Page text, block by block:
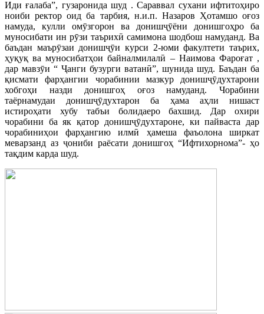
Иди ғалаба”, гузаронида шуд . Сараввал сухани ифтитоҳиро
ноиби ректор оид ба тарбия, н.и.п. Назаров Ҳотамшо оғоз
намуда, кулли омӯзгорон ва донишҷӯёни донишгоҳро ба
муносибати ин рӯзи таърихӣ самимона шодбош намуданд. Ва
баъдан маърӯзаи донишҷӯи курси 2-юми факултети таърих,
ҳуқуқ ва муносибатҳои байналмилалӣ – Наимова Фароғат ,
дар мавзӯи “ Ҷанги бузурги ватанӣ”, шунида шуд. Баъдан ба
қисмати фарҳангии чорабинии мазкур донишҷӯдухтарони
хобгоҳи назди донишгоҳ оғоз намуданд. Чорабини
таёрнамудаи донишҷӯдухтарон ба ҳама аҳли нишаст
истироҳати хубу табъи болидаеро бахшид. Дар охири
чорабини ба як қатор донишҷӯдухтароне, ки пайваста дар
чорабиниҳои фарҳангию илмӣ ҳамеша фаъолона ширкат
меварзанд аз ҷониби раёсати донишгоҳ “Ифтихорнома”- ҳо
тақдим карда шуд.